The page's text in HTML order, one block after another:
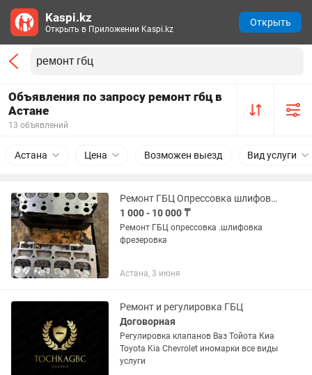
Объявления по запросу ремонт гбц в
Астане
13 объявлений
Астана Цена Возможен выезд Вид услуги
Ремонт ГБЦ Опрессовка шлифовка фрезеровка
1 000 - 10 000 ₸
Ремонт ГБЦ опрессовка .шлифовка
фрезеровка
Астана, 3 июня
Ремонт и регулировка ГБЦ
Договорная
Регулировка клапанов Ваз Тойота Киа
Toyota Kia Chevrolet иномарки все виды
услуги
Kaspi.kz
Открыть в Приложении Kaspi.kz
Открыть